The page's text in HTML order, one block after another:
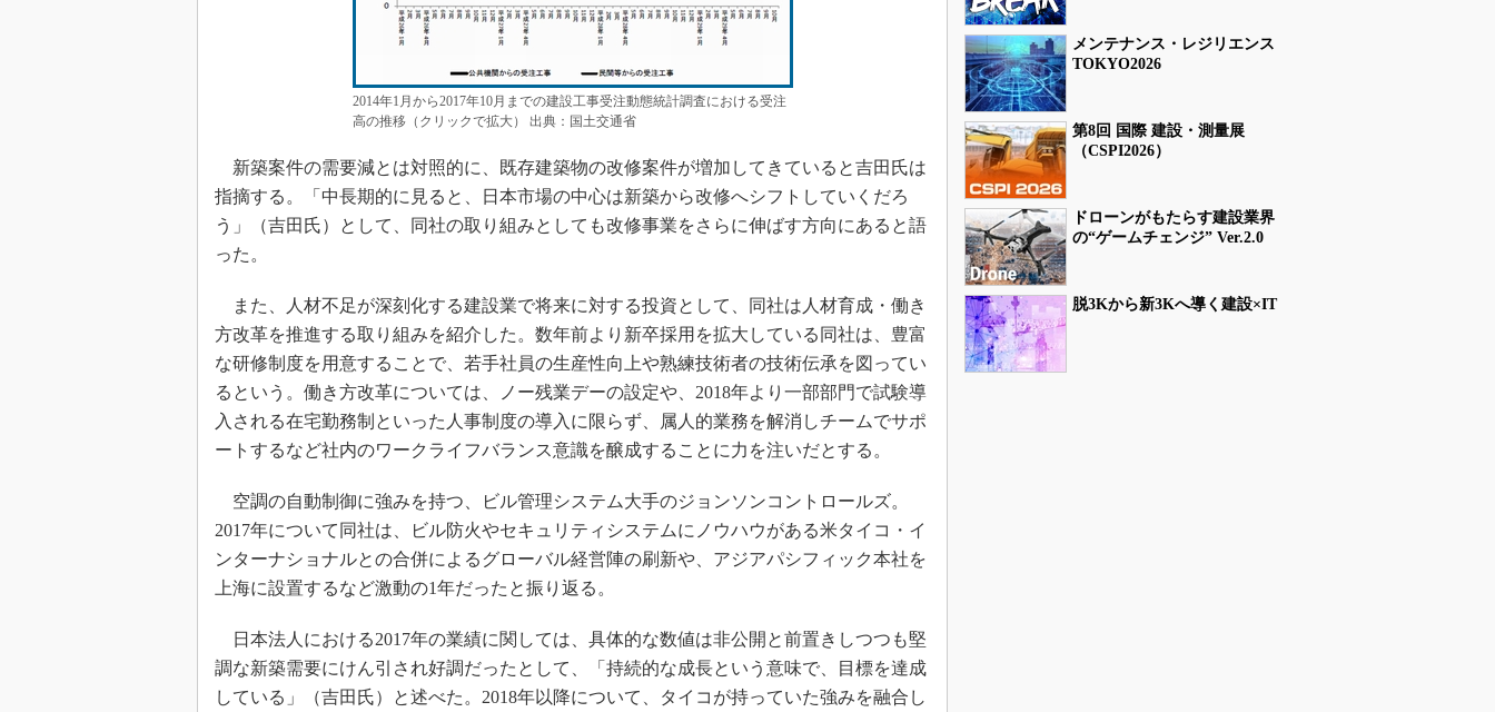
2014年1月から2017年10月までの建設工事受注動態統計調査における受注
高の推移（クリックで拡大） 出典：国土交通省
新築案件の需要減とは対照的に、既存建築物の改修案件が増加してきていると吉田氏は
指摘する。「中長期的に見ると、日本市場の中心は新築から改修へシフトしていくだろ
う」（吉田氏）として、同社の取り組みとしても改修事業をさらに伸ばす方向にあると語
った。
また、人材不足が深刻化する建設業で将来に対する投資として、同社は人材育成・働き
方改革を推進する取り組みを紹介した。数年前より新卒採用を拡大している同社は、豊富
な研修制度を用意することで、若手社員の生産性向上や熟練技術者の技術伝承を図ってい
るという。働き方改革については、ノー残業デーの設定や、2018年より一部部門で試験導
入される在宅勤務制といった人事制度の導入に限らず、属人的業務を解消しチームでサポ
ートするなど社内のワークライフバランス意識を醸成することに力を注いだとする。
空調の自動制御に強みを持つ、ビル管理システム大手のジョンソンコントロールズ。
2017年について同社は、ビル防火やセキュリティシステムにノウハウがある米タイコ・イ
ンターナショナルとの合併によるグローバル経営陣の刷新や、アジアパシフィック本社を
上海に設置するなど激動の1年だったと振り返る。
日本法人における2017年の業績に関しては、具体的な数値は非公開と前置きしつつも堅
調な新築需要にけん引され好調だったとして、「持続的な成長という意味で、目標を達成
している」（吉田氏）と述べた。2018年以降について、タイコが持っていた強みを融合し
メンテナンス・レジリエンス
TOKYO2026
第8回 国際 建設・測量展
（CSPI2026）
ドローンがもたらす建設業界
の“ゲームチェンジ” Ver.2.0
脱3Kから新3Kへ導く建設×IT